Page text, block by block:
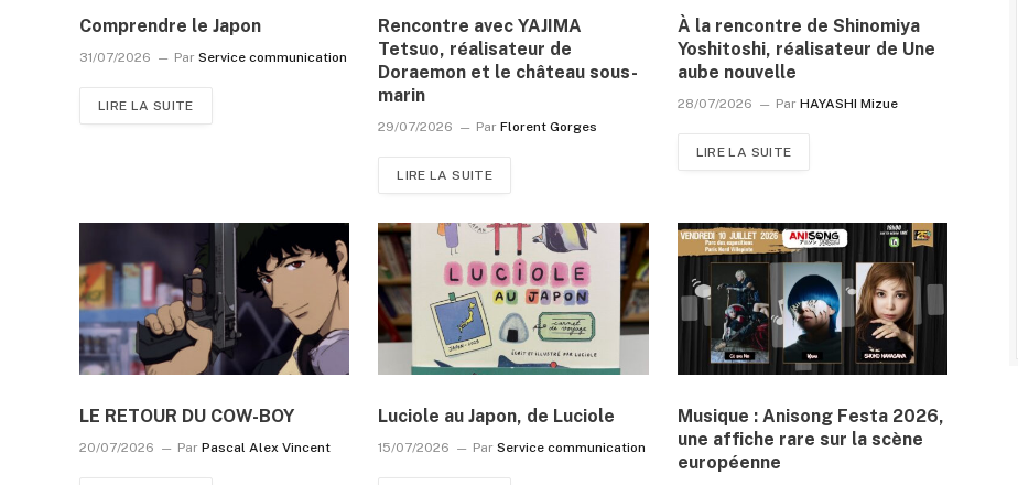
Comprendre le Japon
31/07/2026 Par Service communication
LIRE LA SUITE
Rencontre avec YAJIMA
Tetsuo, réalisateur de
Doraemon et le château sous-
marin
29/07/2026 Par Florent Gorges
LIRE LA SUITE
À la rencontre de Shinomiya
Yoshitoshi, réalisateur de Une
aube nouvelle
28/07/2026 Par HAYASHI Mizue
LIRE LA SUITE
LE RETOUR DU COW-BOY
20/07/2026 Par Pascal Alex Vincent
Luciole au Japon, de Luciole
15/07/2026 Par Service communication
Musique : Anisong Festa 2026,
une affiche rare sur la scène
européenne